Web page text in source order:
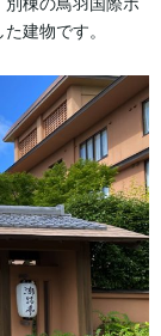
建物です。